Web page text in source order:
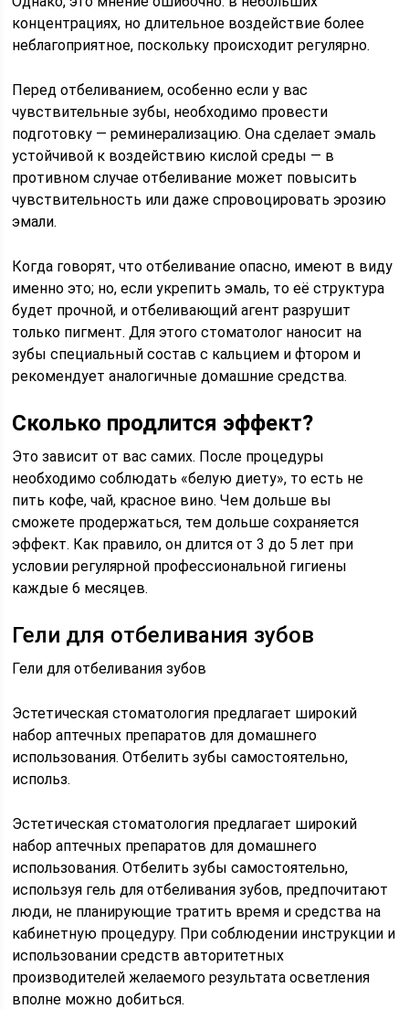
концентрациях, но длительное воздействие более
неблагоприятное, поскольку происходит регулярно.
Перед отбеливанием, особенно если у вас
чувствительные зубы, необходимо провести
подготовку — реминерализацию. Она сделает эмаль
устойчивой к воздействию кислой среды — в
противном случае отбеливание может повысить
чувствительность или даже спровоцировать эрозию
эмали.
Когда говорят, что отбеливание опасно, имеют в виду
именно это; но, если укрепить эмаль, то её структура
будет прочной, и отбеливающий агент разрушит
только пигмент. Для этого стоматолог наносит на
зубы специальный состав с кальцием и фтором и
рекомендует аналогичные домашние средства.
Сколько продлится эффект?
Это зависит от вас самих. После процедуры
необходимо соблюдать «белую диету», то есть не
пить кофе, чай, красное вино. Чем дольше вы
сможете продержаться, тем дольше сохраняется
эффект. Как правило, он длится от 3 до 5 лет при
условии регулярной профессиональной гигиены
каждые 6 месяцев.
Гели для отбеливания зубов
Гели для отбеливания зубов
Эстетическая стоматология предлагает широкий
набор аптечных препаратов для домашнего
использования. Отбелить зубы самостоятельно,
использ.
Эстетическая стоматология предлагает широкий
набор аптечных препаратов для домашнего
использования. Отбелить зубы самостоятельно,
используя гель для отбеливания зубов, предпочитают
люди, не планирующие тратить время и средства на
кабинетную процедуру. При соблюдении инструкции и
использовании средств авторитетных
производителей желаемого результата осветления
вполне можно добиться.